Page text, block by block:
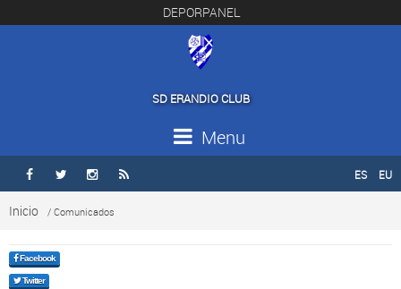
DEPORPANEL
SD ERANDIO CLUB
Menu
    ES EU
Inicio / Comunicados
Facebook
Twitter